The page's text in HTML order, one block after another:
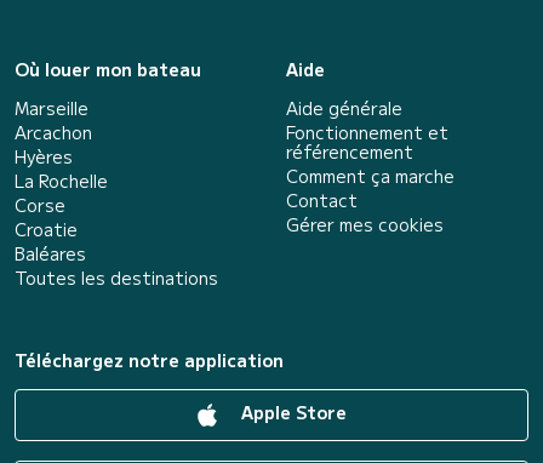
Où louer mon bateau
Marseille
Arcachon
Hyères
La Rochelle
Corse
Croatie
Baléares
Toutes les destinations
Aide
Aide générale
Fonctionnement et
référencement
Comment ça marche
Contact
Gérer mes cookies
Téléchargez notre application
Apple Store